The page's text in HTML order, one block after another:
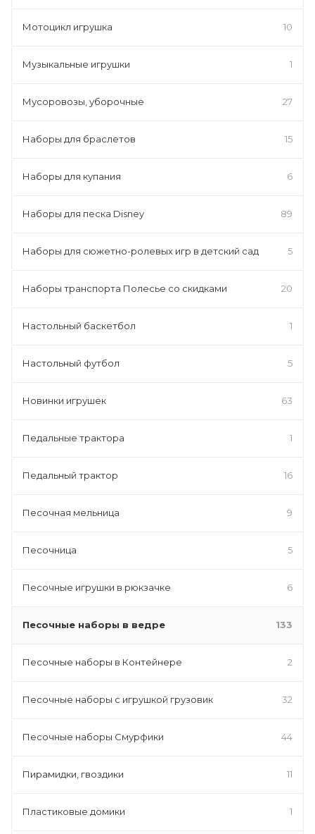
Мотоцикл игрушка 10
Музыкальные игрушки 1
Мусоровозы, уборочные 27
Наборы для браслетов 15
Наборы для купания 6
Наборы для песка Disney 89
Наборы для сюжетно-ролевых игр в детский сад 5
Наборы транспорта Полесье со скидками 20
Настольный баскетбол 1
Настольный футбол 5
Новинки игрушек 63
Педальные трактора 1
Педальный трактор 16
Песочная мельница 9
Песочница 5
Песочные игрушки в рюкзачке 6
Песочные наборы в ведре 133
Песочные наборы в Контейнере 2
Песочные наборы с игрушкой грузовик 32
Песочные наборы Смурфики 44
Пирамидки, гвоздики 11
Пластиковые домики 1